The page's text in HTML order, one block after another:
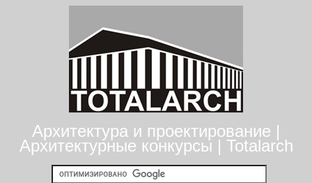
Архитектура и проектирование |
Архитектурные конкурсы | Totalarch